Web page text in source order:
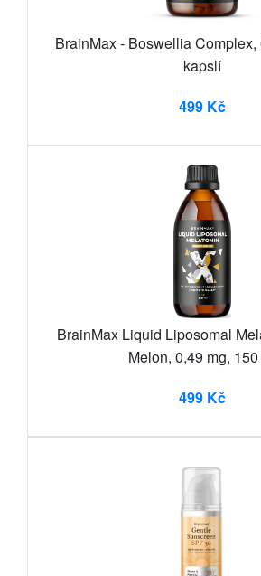
BrainMax - Boswellia
kapslí
499 Kč
BrainMax Liquid Liposomal
Melon, 0,49 mg,
499 Kč